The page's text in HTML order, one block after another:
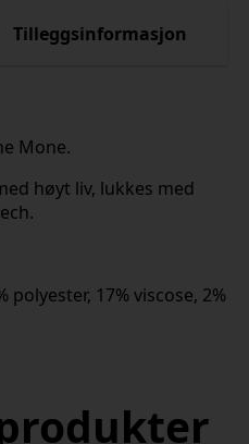
Tilleggsinformasjon
Mone.
høyt liv, lukkes med
polyester, 17% viscose, 2%